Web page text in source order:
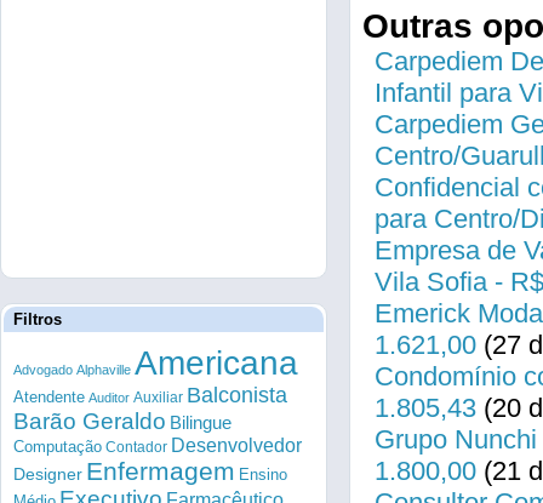
Outras
Carpediem
Infantil para
Carpediem
Centro/
Confidencial
para Centro/
Empresa de
Vila Sofia -
Emerick
1.621,00 (27
Condomínio
1.805,43 (20
Grupo
1.800,00 (21
Filtros
Advogado Alphaville Americana
Atendente Auditor Auxiliar Balconista
Barão Geraldo Bilingue
Computação Contador Desenvolvedor
Designer Enfermagem Ensino